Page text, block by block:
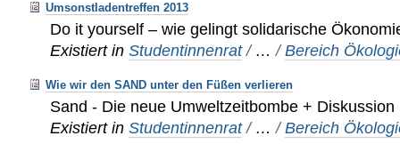
Umsonstladentreffen 2013
Do it yourself – wie gelingt solidarische
Existiert in Studentinnenrat / …/Bereich
Wie wir den SAND unter den Füßen verlieren
Sand - Die neue Umweltzeitbombe + Diskussion
Existiert in Studentinnenrat / …/Bereich